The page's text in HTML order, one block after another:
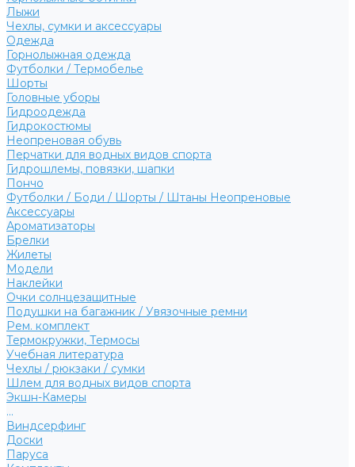
Лыжи
Чехлы, сумки и аксессуары
Одежда
Горнолыжная одежда
Футболки / Термобелье
Шорты
Головные уборы
Гидроодежда
Гидрокостюмы
Неопреновая обувь
Перчатки для водных видов спорта
Гидрошлемы, повязки, шапки
Пончо
Футболки / Боди / Шорты / Штаны Неопреновые
Аксессуары
Ароматизаторы
Брелки
Жилеты
Модели
Наклейки
Очки солнцезащитные
Подушки на багажник / Увязочные ремни
Рем. комплект
Термокружки, Термосы
Учебная литература
Чехлы / рюкзаки / сумки
Шлем для водных видов спорта
Экшн-Камеры
...
Виндсерфинг
Доски
Паруса